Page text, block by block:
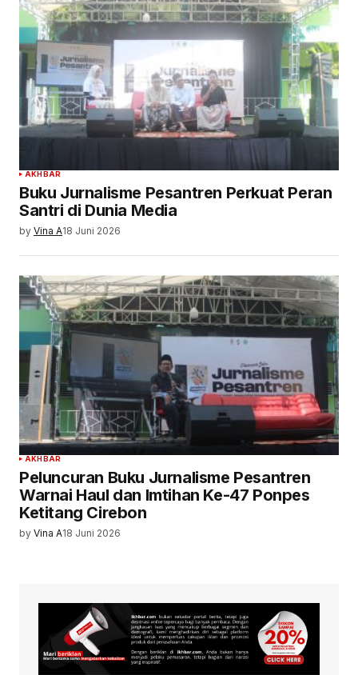
AKHBAR
Buku Jurnalisme Pesantren Perkuat Peran
Santri di Dunia Media
by Vina A18 Juni 2026
AKHBAR
Peluncuran Buku Jurnalisme Pesantren
Warnai Haul dan Imtihan Ke-47 Ponpes
Ketitang Cirebon
by Vina A18 Juni 2026